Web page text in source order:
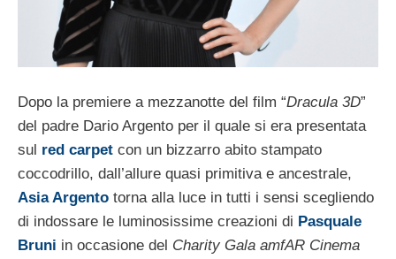
Dopo la premiere a mezzanotte del film “Dracula 3D”
del padre Dario Argento per il quale si era presentata
sul red carpet con un bizzarro abito stampato
coccodrillo, dall’allure quasi primitiva e ancestrale,
Asia Argento torna alla luce in tutti i sensi scegliendo
di indossare le luminosissime creazioni di Pasquale
Bruni in occasione del Charity Gala amfAR Cinema